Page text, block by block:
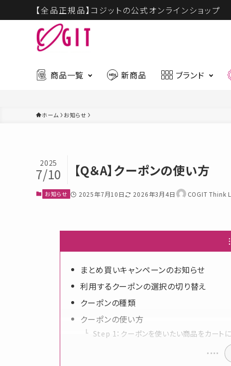
【全品正規品】コジットの公式オンラインショップ
商品一覧
ギフト 慶弔商品
新商品 ブランド
CICA
最新入荷アイテムはこちら
ハウスウェア
ホーム お知らせ
【Q＆A】クーポンの使い方
2025
7/10
お知らせ 2025年7月10日 2026年3月4日 COGIT Think
まとめ買いキャンペーンのお知らせ
利用するクーポンの選択の切り替え
クーポンの種類
クーポンの使い方
Step 1：クーポンを使いたい商品をカート